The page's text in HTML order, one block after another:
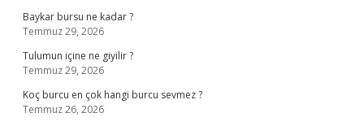
Baykar bursu ne kadar ?
Temmuz 29, 2026
Tulumun içine ne giyilir ?
Temmuz 29, 2026
Koç burcu en çok hangi burcu sevmez ?
Temmuz 26, 2026